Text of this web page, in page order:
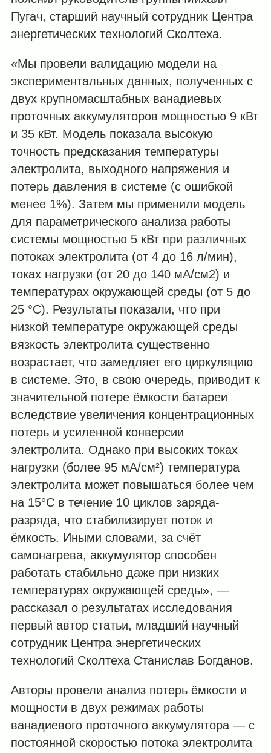
Пугач, старший научный сотрудник Центра
энергетических технологий Сколтеха.
«Мы провели валидацию модели на
экспериментальных данных, полученных с
двух крупномасштабных ванадиевых
проточных аккумуляторов мощностью 9 кВт
и 35 кВт. Модель показала высокую
точность предсказания температуры
электролита, выходного напряжения и
потерь давления в системе (с ошибкой
менее 1%). Затем мы применили модель
для параметрического анализа работы
системы мощностью 5 кВт при различных
потоках электролита (от 4 до 16 л/мин),
токах нагрузки (от 20 до 140 мА/см2) и
температурах окружающей среды (от 5 до
25 °C). Результаты показали, что при
низкой температуре окружающей среды
вязкость электролита существенно
возрастает, что замедляет его циркуляцию
в системе. Это, в свою очередь, приводит к
значительной потере ёмкости батареи
вследствие увеличения концентрационных
потерь и усиленной конверсии
электролита. Однако при высоких токах
нагрузки (более 95 мА/см²) температура
электролита может повышаться более чем
на 15°C в течение 10 циклов заряда-
разряда, что стабилизирует поток и
ёмкость. Иными словами, за счёт
самонагрева, аккумулятор способен
работать стабильно даже при низких
температурах окружающей среды», —
рассказал о результатах исследования
первый автор статьи, младший научный
сотрудник Центра энергетических
технологий Сколтеха Станислав Богданов.
Авторы провели анализ потерь ёмкости и
мощности в двух режимах работы
ванадиевого проточного аккумулятора — с
постоянной скоростью потока электролита